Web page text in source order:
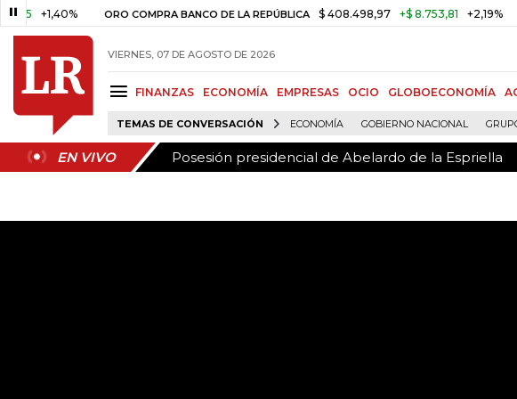
+1,40% ORO COMPRA BANCO DE LA REPÚBLICA $ 408.498,97 +$ 8.753,81 +2,19%
VIERNES, 07 DE AGOSTO DE 2026
FINANZAS ECONOMÍA EMPRESAS OCIO GLOBOECONOMÍA
TEMAS DE CONVERSACIÓN ECONOMÍA GOBIERNO NACIONAL
EN VIVO Posesión presidencial de Abelardo de la Espriella
EN VIVO Posesión presidencial de Abelardo de la Espriella